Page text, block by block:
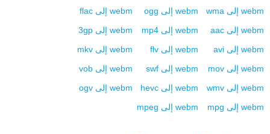
webm إلى wma
webm إلى ogg
webm إلى flac
webm إلى aac
webm إلى mp4
webm إلى 3gp
webm إلى avi
webm إلى flv
webm إلى mkv
webm إلى mov
webm إلى swf
webm إلى vob
webm إلى wmv
webm إلى hevc
webm إلى ogv
webm إلى mpg
webm إلى mpeg